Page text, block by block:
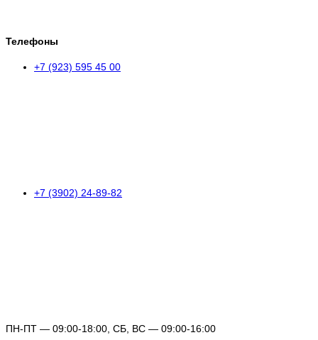
Телефоны
+7 (923) 595 45 00
+7 (3902) 24-89-82
ПН-ПТ — 09:00-18:00, СБ, ВС — 09:00-16:00